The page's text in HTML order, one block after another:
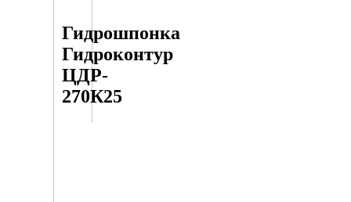
Гидрошпонка
Гидроконтур
ЦДР-
270К25